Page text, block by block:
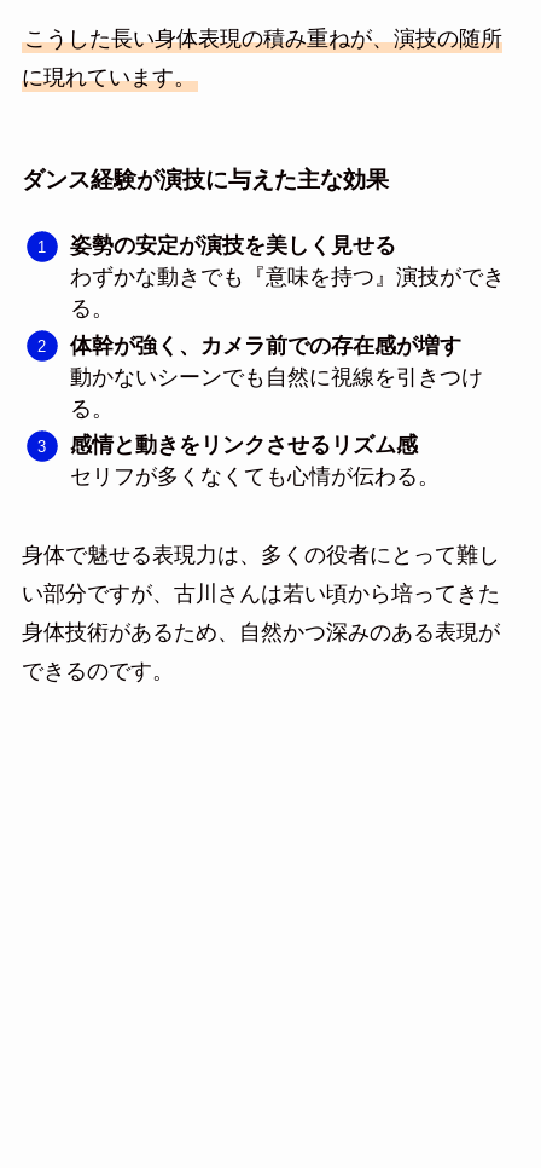
こうした長い身体表現の積み重ねが、演技の随所
に現れています。
ダンス経験が演技に与えた主な効果
姿勢の安定が演技を美しく見せる
わずかな動きでも『意味を持つ』演技ができ
る。
体幹が強く、カメラ前での存在感が増す
動かないシーンでも自然に視線を引きつけ
る。
感情と動きをリンクさせるリズム感
セリフが多くなくても心情が伝わる。
身体で魅せる表現力は、多くの役者にとって難し
い部分ですが、古川さんは若い頃から培ってきた
身体技術があるため、自然かつ深みのある表現が
できるのです。